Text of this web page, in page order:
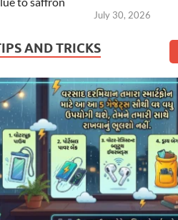
July 30, 2026
AND TRICKS